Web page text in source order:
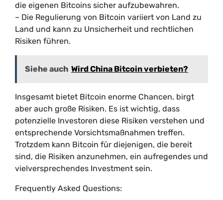
die eigenen Bitcoins sicher aufzubewahren.
– Die Regulierung von Bitcoin variiert von Land zu
Land und kann zu Unsicherheit und rechtlichen
Risiken führen.
Siehe auch Wird China Bitcoin verbieten?
Insgesamt bietet Bitcoin enorme Chancen, birgt
aber auch große Risiken. Es ist wichtig, dass
potenzielle Investoren diese Risiken verstehen und
entsprechende Vorsichtsmaßnahmen treffen.
Trotzdem kann Bitcoin für diejenigen, die bereit
sind, die Risiken anzunehmen, ein aufregendes und
vielversprechendes Investment sein.
Frequently Asked Questions: